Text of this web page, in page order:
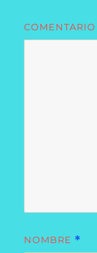
COMENTARIO
NOMBRE *